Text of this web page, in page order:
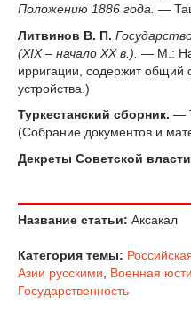
Положению 1886 года. —
Литвинов В. П.
(XIX – начало XX в.). — М.:
ирригации, содержит общий
устройства.)
Туркестанский сборник. —
(Собрание документов и
Декреты Советской
Название статьи: Аксакал
Категория темы:
Азии русскими
Военная
Государственность